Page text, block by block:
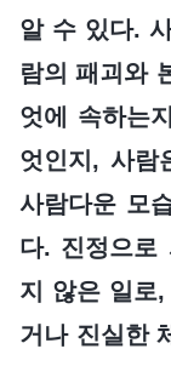
알 수 있다.
람의 패괴와
엇에 속하는
엇인지, 사람
사람다운 모
다. 진정으로
지 않은 일로
거나 진실한